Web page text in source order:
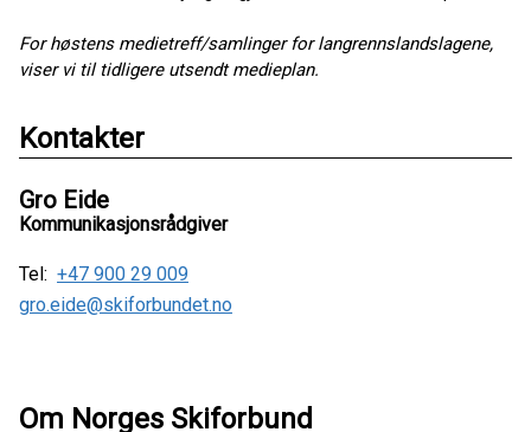
For høstens medietreff/samlinger for langrennslandslagene,
viser vi til tidligere utsendt medieplan.
Kontakter
Gro Eide
Kommunikasjonsrådgiver
Tel: +47 900 29 009
gro.eide@skiforbundet.no
Om Norges Skiforbund